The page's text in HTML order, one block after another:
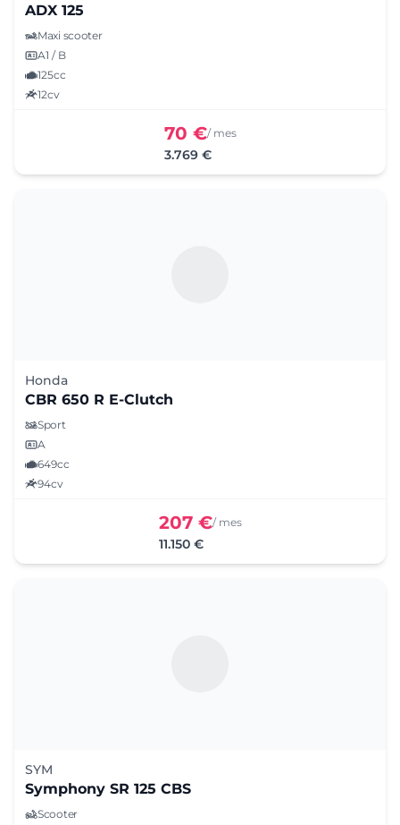
ADX 125
Maxi scooter
A1 / B
125cc
12cv
70 €/ mes
3.769 €
Honda
CBR 650 R E-Clutch
Sport
A
649cc
94cv
207 €/ mes
11.150 €
SYM
Symphony SR 125 CBS
Scooter